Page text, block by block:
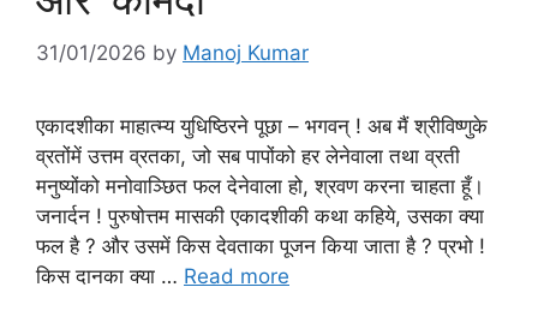
31/01/2026 by Manoj Kumar
एकादशीका माहात्म्य युधिष्ठिरने पूछा – भगवन् ! अब मैं श्रीविष्णुके
व्रतोंमें उत्तम व्रतका, जो सब पापोंको हर लेनेवाला तथा व्रती
मनुष्योंको मनोवाञ्छित फल देनेवाला हो, श्रवण करना चाहता हूँ।
जनार्दन ! पुरुषोत्तम मासकी एकादशीकी कथा कहिये, उसका क्या
फल है ? और उसमें किस देवताका पूजन किया जाता है ? प्रभो !
किस दानका क्या … Read more